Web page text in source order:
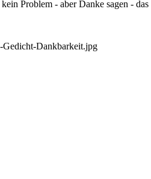
Problem - aber Danke sagen - das